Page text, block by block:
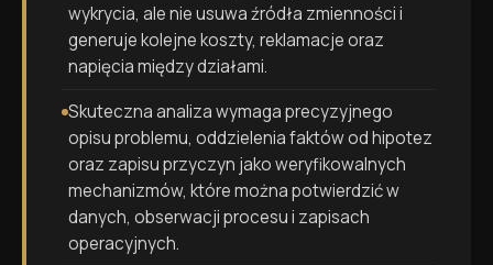
wykrycia, ale nie usuwa źródła zmienności i
generuje kolejne koszty, reklamacje oraz
napięcia między działami.
Skuteczna analiza wymaga precyzyjnego
opisu problemu, oddzielenia faktów od hipotez
oraz zapisu przyczyn jako weryfikowalnych
mechanizmów, które można potwierdzić w
danych, obserwacji procesu i zapisach
operacyjnych.